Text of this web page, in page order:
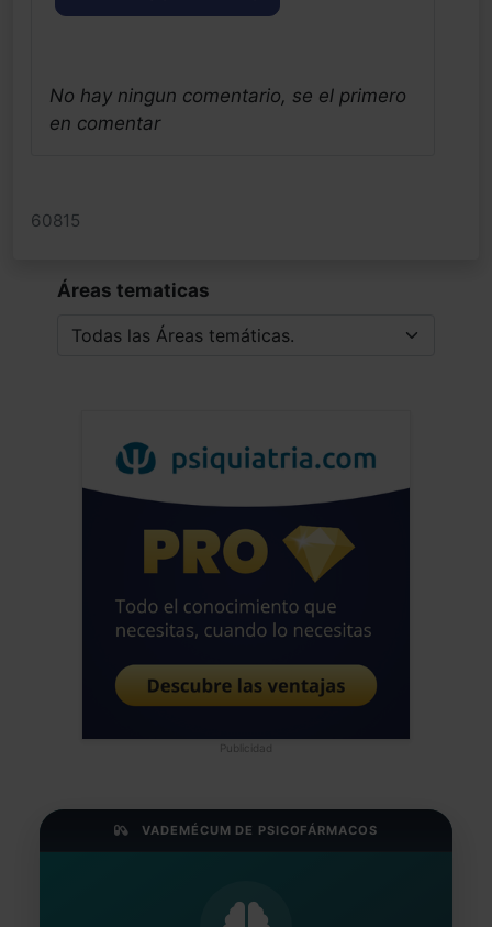
No hay ningun comentario, se el primero
en comentar
60815
Áreas tematicas
Publicidad
VADEMÉCUM DE PSICOFÁRMACOS